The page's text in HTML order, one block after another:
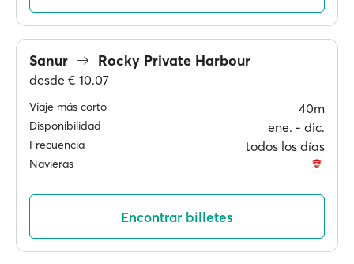
Sanur Rocky Private Harbour
desde € 10.07
Viaje más corto 40m
Disponibilidad ene. ‐ dic.
Frecuencia todos los días
Navieras
Encontrar billetes